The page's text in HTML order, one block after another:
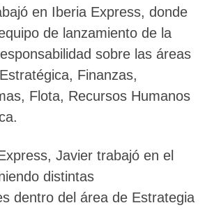
en Iberia Express, donde
de lanzamiento de la
sobre las áreas
Finanzas,
Flota, Recursos Humanos
Javier trabajó en el
distintas
dentro del área de Estrategia